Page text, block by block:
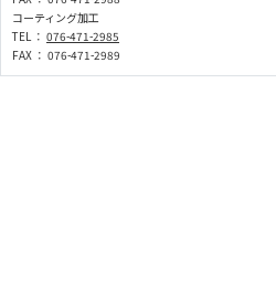
コーティング加工
TEL ： 076-471-2985
FAX ： 076-471-2989